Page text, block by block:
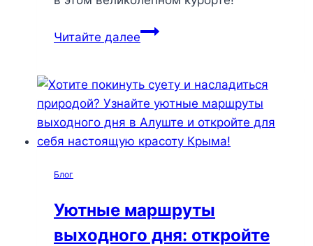
Читайте далееКак
Алуште
без
авто:
лучшие
комфортного
отдыха
Блог
Уютные маршруты
выходного дня: откройте